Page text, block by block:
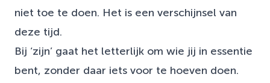
niet toe te doen. Het is een verschijnsel van
deze tijd.
Bij ‘zijn’ gaat het letterlijk om wie jij in essentie
bent, zonder daar iets voor te hoeven doen.